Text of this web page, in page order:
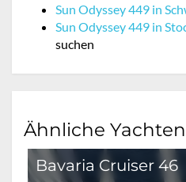
Sun Odyssey 449 in
Sun Odyssey 449 in
suchen
Ähnliche Yachten
Bavaria Cruiser 46